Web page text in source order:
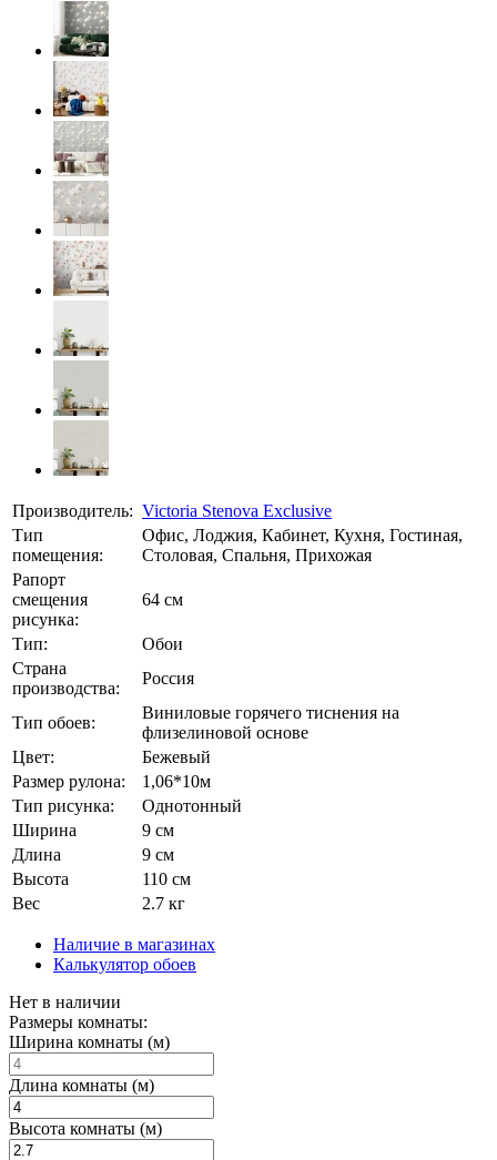
Производитель: Victoria Stenova Exclusive
Тип
помещения:
Офис, Лоджия, Кабинет, Кухня, Гостиная,
Столовая, Спальня, Прихожая
Рапорт
смещения
рисунка:
64 см
Тип:
Обои
Страна
производства:
Россия
Тип обоев:
Виниловые горячего тиснения на
флизелиновой основе
Цвет:
Бежевый
Размер рулона:
1,06*10м
Тип рисунка:
Однотонный
Ширина
9 см
Длина
9 см
Высота
110 см
Вес
2.7 кг
Наличие в магазинах
Калькулятор обоев
Нет в наличии
Размеры комнаты:
Ширина комнаты (м)
Длина комнаты (м)
Высота комнаты (м)